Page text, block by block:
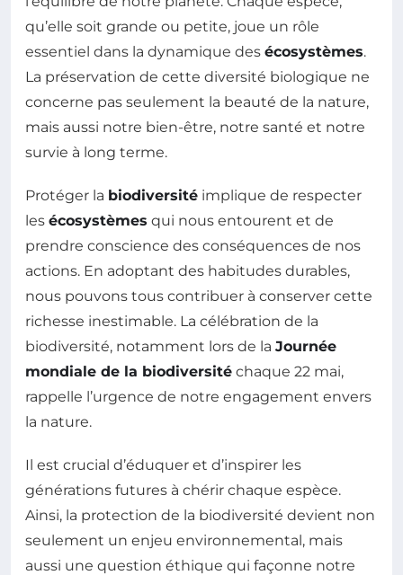
qu’elle soit grande ou petite, joue un rôle
essentiel dans la dynamique des écosystèmes.
La préservation de cette diversité biologique ne
concerne pas seulement la beauté de la nature,
mais aussi notre bien-être, notre santé et notre
survie à long terme.
Protéger la biodiversité implique de respecter
les écosystèmes qui nous entourent et de
prendre conscience des conséquences de nos
actions. En adoptant des habitudes durables,
nous pouvons tous contribuer à conserver cette
richesse inestimable. La célébration de la
biodiversité, notamment lors de la Journée
mondiale de la biodiversité chaque 22 mai,
rappelle l’urgence de notre engagement envers
la nature.
Il est crucial d’éduquer et d’inspirer les
générations futures à chérir chaque espèce.
Ainsi, la protection de la biodiversité devient non
seulement un enjeu environnemental, mais
aussi une question éthique qui façonne notre